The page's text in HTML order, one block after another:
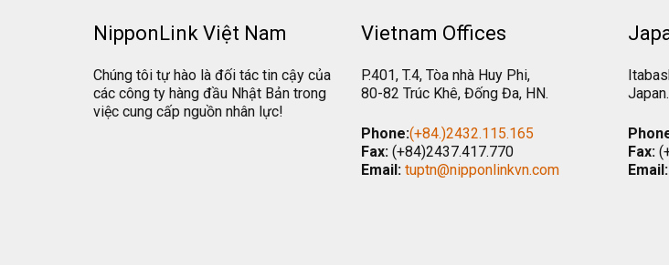
NipponLink Việt Nam
Chúng tôi tự hào là đối tác tin cậy của
các công ty hàng đầu Nhật Bản trong
việc cung cấp nguồn nhân lực!
Vietnam Offices
P.401, T.4, Tòa nhà Huy Phi,
80-82 Trúc Khê, Đống Đa, HN.
Phone:(+84.)2432.115.165
Fax:(+84)2437.417.770
Email: tuptn@nipponlinkvn.com
Japan.
Fax:
Email: